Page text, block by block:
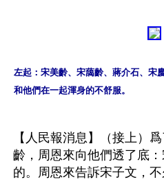
左起：宋美齡、宋藹齡、蔣介石、宋
和他們在一起渾身的不舒服。
【人民報消息】（接上）
齡，周恩來向他們透了底
的。周恩來告訴宋子文，